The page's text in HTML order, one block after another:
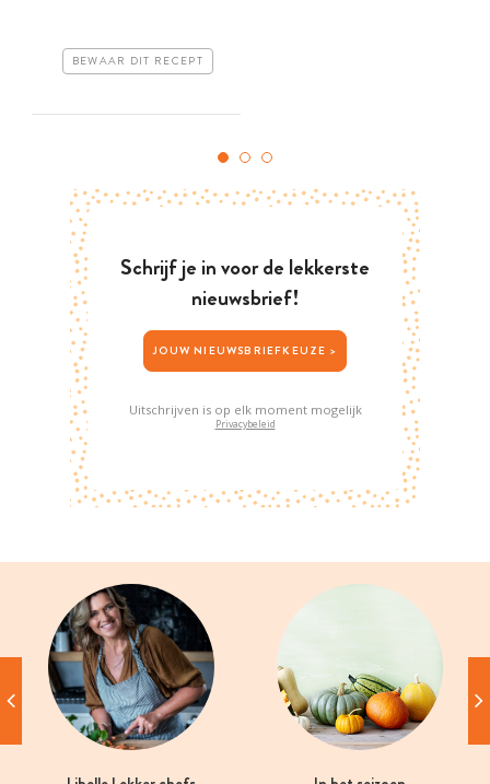
BEWAAR DIT RECEPT
Schrijf je in voor de lekkerste
nieuwsbrief!
JOUW NIEUWSBRIEFKEUZE >
Uitschrijven is op elk moment mogelijk
Privacybeleid